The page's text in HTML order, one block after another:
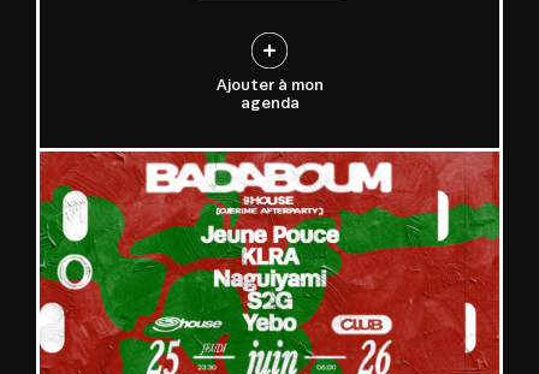
Ajouter à mon
agenda